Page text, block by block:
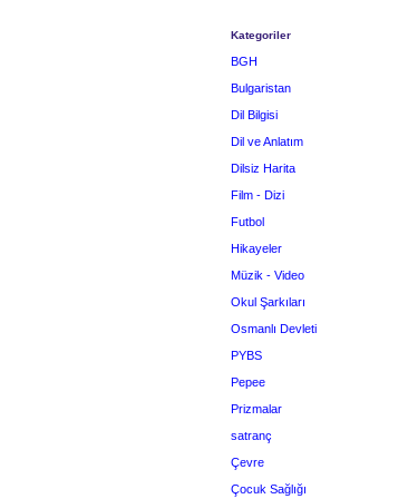
Kategoriler
BGH
Bulgaristan
Dil Bilgisi
Dil ve Anlatım
Dilsiz Harita
Film - Dizi
Futbol
Hikayeler
Müzik - Video
Okul Şarkıları
Osmanlı Devleti
PYBS
Pepee
Prizmalar
satranç
Çevre
Çocuk Sağlığı